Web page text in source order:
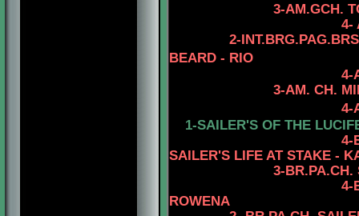
3-AM.GCH.
4- AM.CH.
2-
BEARD - RIO
4-
3-AM. CH.
4-AM.CH.
1-SAILER'S OF THE
4-
SAILER'S LIFE AT STAKE -
3-BR.PA.CH.
4-
ROWENA